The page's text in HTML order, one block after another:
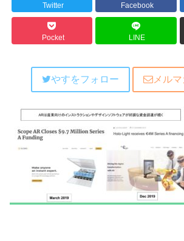
Twitter Facebook
Pocket LINE
やすをフォロー メルマ